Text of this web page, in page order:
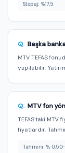
Stopaj: %17,5
Q: Başka
MTV TEFAS
yapılabilir.
Q: MTV fon
TEFAS'taki MTV
fiyatlardır.
Tahmini: %